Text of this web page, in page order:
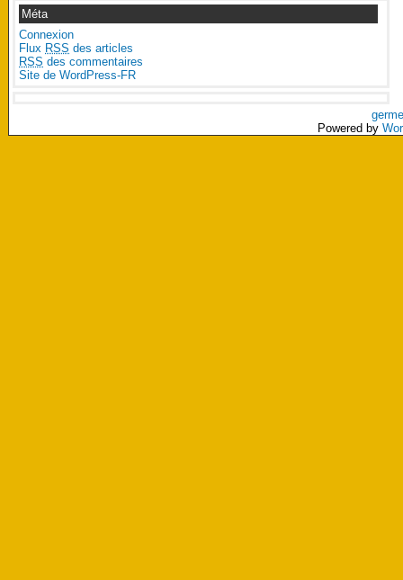
Méta
Connexion
Flux RSS des articles
RSS des commentaires
Site de WordPress-FR
Powered by